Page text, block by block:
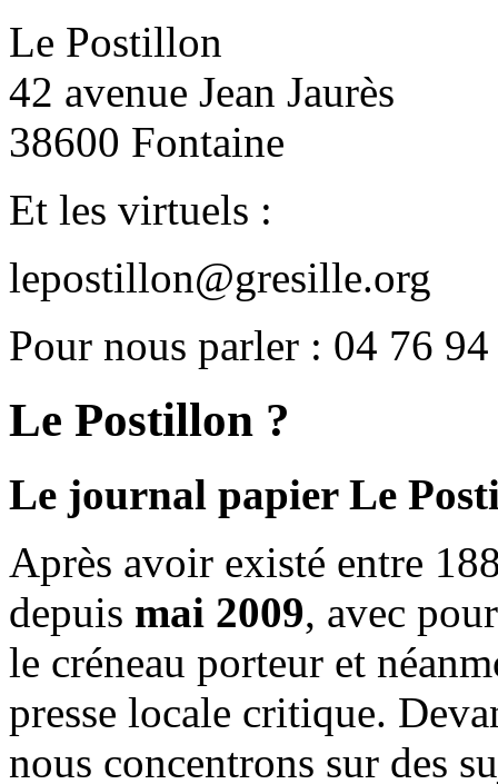
Le Postillon
42 avenue Jean Jaurès
38600 Fontaine
Et les virtuels :
lepostillon@gresille.org
Pour nous parler : 04 76
Le Postillon ?
Le journal papier Le
Après avoir existé entre
depuis mai 2009, avec
le créneau porteur et
presse locale critique.
nous concentrons sur des